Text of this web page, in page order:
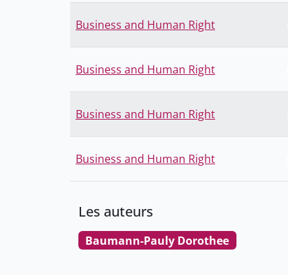
Business and Human Right
Business and Human Right
Business and Human Right
Business and Human Right
Les auteurs
Baumann-Pauly Dorothee